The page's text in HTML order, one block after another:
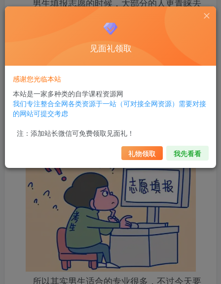
报考类似于计算机、通信工程、土木工程这类专
业，但实际上适合男生的大学专业绝对要比适合女
生的专业选择面更广，能够报考的专业也更多。要
知道很多工科专业基本上是没有多少女生报考的。
而很多适合女生报考的专业同样也很适合男生。
文科男生有哪些专业就业前景好？文科男生适合学什么专
业？
所以其实男生适合的专业很多，不过今天要
见面礼领取
感谢您光临本站
本站是一家多种类的自学课程资源网
我们专注整合全网各类资源于一站（可对接全网资源）需要对接
的网站可提交考虑
注：添加站长微信可免费领取见面礼！
礼物领取 我先看看